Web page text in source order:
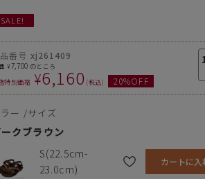
SALE!
番号 xj261409
¥7,700 のところ
特別価格 ¥6,160 税込 20%OFF
ー サイズ
クブラウン
S(22.5cm-
23.0cm)
カートに入
ヒール
2.0cm
靴底
生産国
中国
イズ S
22.5-
23.0cm
23.5cm
24.0-
24.5cm
エイジレス